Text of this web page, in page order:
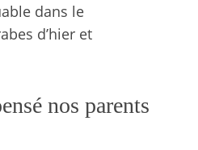
dans le
d’hier et
nos parents